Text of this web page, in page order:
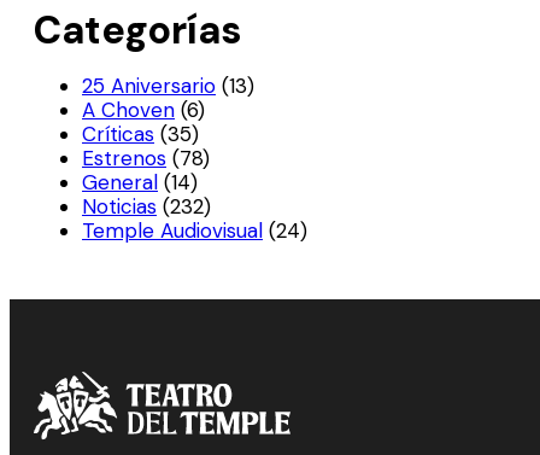
Categorías
25 Aniversario (13)
A Choven (6)
Críticas (35)
Estrenos (78)
General (14)
Noticias (232)
Temple Audiovisual (24)